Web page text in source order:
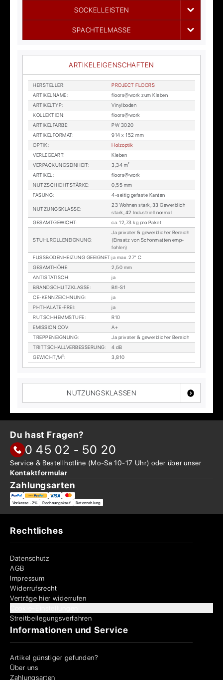
SOCKELLEISTEN
SPACHTELMASSE
ARTIKELEIGENSCHAFTEN
HER­STEL­LER:
PRO­JECT FLOORS
AR­TI­KEL­NA­ME:
floors@work zum Kle­ben
AR­TI­KEL­TYP:
Vi­nyl­bo­den
KOL­LEK­TI­ON:
floors@work
AR­TI­KEL­FAR­BE:
PW 3020
AR­TI­KEL­FOR­MAT:
914 x 152 mm
OP­TIK:
Holz­op­tik
VER­LE­GE­ART:
Kle­ben
VER­PA­CKUNGS­EIN­HEIT:
3,34 m²
AR­TI­KEL:
floors@work
NUTZ­SCHICHT­STÄR­KE:
0,55 mm
FA­SUNG: 4-sei­tig ge­fas­te Kan­ten
NUT­ZUNGS­KLAS­SE:
23 Woh­nen stark, 33 Ge­werb­lich
stark, 42 In­dus­tri­ell nor­mal
GE­SAMT­GE­WICHT: ca. 12,73 kg pro Pa­ket
STUHL­ROL­LEN­EIG­NUNG:
Ja pri­va­ter & ge­werb­li­cher Be­reich
(Ein­satz von Schon­mat­ten emp­
foh­len)
FUSS­BO­DEN­HEI­ZUNG GE­EIG­NET:ja max. 27° C
GE­SAMT­HÖ­HE:
2,50 mm
AN­TI­STA­TISCH:
ja
BRAND­SCHUTZ­KLAS­SE:
Bfl-S1
CE-KENN­ZEICH­NUNG:
ja
PHTHA­LA­TE-FREI:
ja
RUTSCH­HEMM­STU­FE:
R10
EMIS­SI­ON COV:
A+
TREP­PEN­EIG­NUNG:
Ja pri­va­ter & ge­werb­li­cher Be­reich
TRITT­SCHALL­VER­BES­SE­RUNG:
4 dB
GE­WICHT/M²: 3,810
NUTZUNGSKLASSEN
Du hast Fragen?
0 45 02 - 50 20
Service & Bestellhotline (Mo-Sa 10-17 Uhr) oder überunser
Kontaktformular
Zahlungsarten
Vorkasse -2% Rechnungskauf Ratenzahlung
Rechtliches
Datenschutz
AGB
Impressum
Widerrufsrecht
Verträge hier widerrufen
Streitbeilegungsverfahren
Informationen und Service
Artikel günstiger gefunden?
Über uns
Zahlungsarten